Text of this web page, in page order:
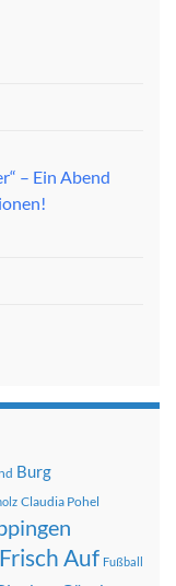
– Ein Abend
Burg
Claudia Pohel
Frisch Auf Fußball